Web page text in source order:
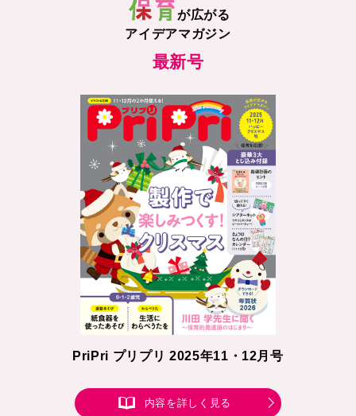
が広がる
アイデアマガジン
最新号
PriPri プリプリ 2025年11・12月号
内容を詳しく見る